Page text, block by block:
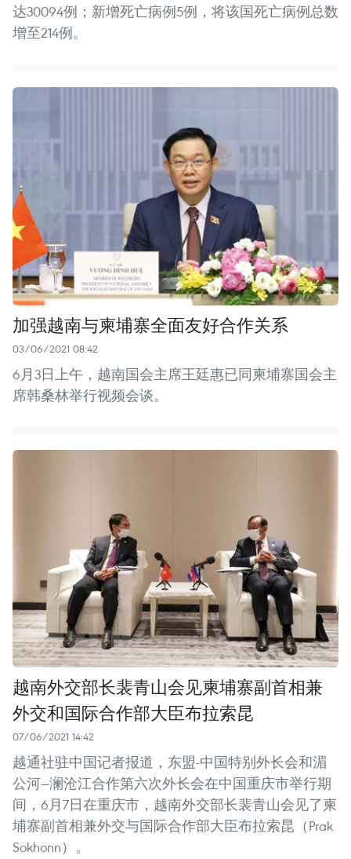
达30094例；新增死亡病例5例，将该国死亡病例总数
增至214例。
加强越南与柬埔寨全面友好合作关系
03/06/2021 08:42
6月3日上午，越南国会主席王廷惠已同柬埔寨国会主
席韩桑林举行视频会谈。
越南外交部长裴青山会见柬埔寨副首相兼
外交和国际合作部大臣布拉索昆
07/06/2021 14:42
越通社驻中国记者报道，东盟-中国特别外长会和湄
公河—澜沧江合作第六次外长会在中国重庆市举行期
间，6月7日在重庆市，越南外交部长裴青山会见了柬
埔寨副首相兼外交与国际合作部大臣布拉索昆（Prak
Sokhonn）。